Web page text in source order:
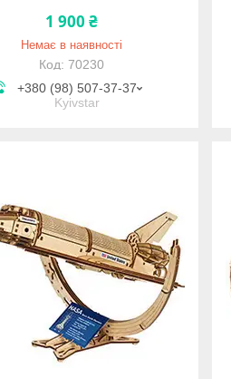
1 900 ₴
Немає в наявності
70230
+380 (98) 507-37-37
Kyivstar